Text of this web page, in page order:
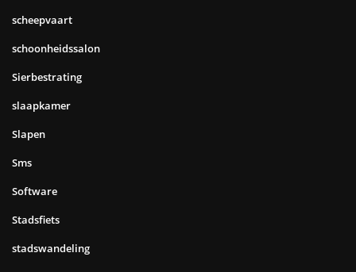
scheepvaart
schoonheidssalon
Sierbestrating
slaapkamer
Slapen
Sms
Software
Stadsfiets
stadswandeling